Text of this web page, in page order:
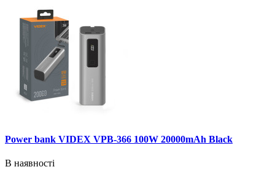
Power bank VIDEX VPB-366 100W 20000mAh Black
В наявності